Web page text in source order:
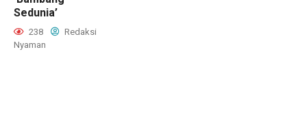
Sedunia’
238
Redaksi
Nyaman